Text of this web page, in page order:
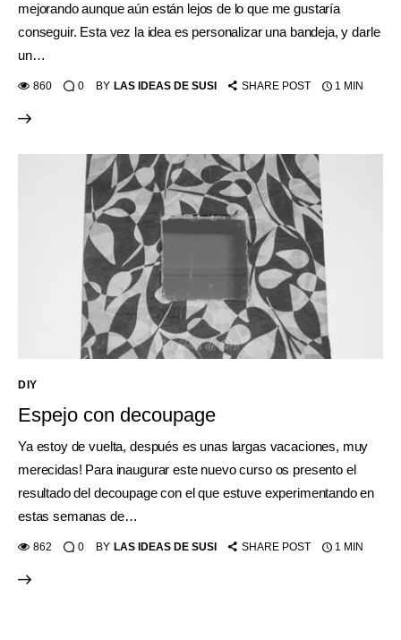
mejorando aunque aún están lejos de lo que me gustaría
conseguir. Esta vez la idea es personalizar una bandeja, y darle
un…
860 0 BY LAS IDEAS DE SUSI SHARE POST 1 MIN
DIY
Espejo con decoupage
Ya estoy de vuelta, después es unas largas vacaciones, muy
merecidas! Para inaugurar este nuevo curso os presento el
resultado del decoupage con el que estuve experimentando en
estas semanas de…
862 0 BY LAS IDEAS DE SUSI SHARE POST 1 MIN